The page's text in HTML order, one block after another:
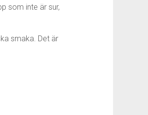
som inte är sur,
smaka. Det är